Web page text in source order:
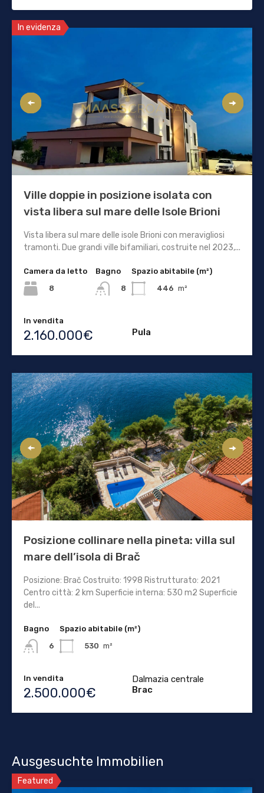
In evidenza
Ville doppie in posizione isolata con
vista libera sul mare delle Isole Brioni
Vista libera sul mare delle isole Brioni con meravigliosi
tramonti. Due grandi ville bifamiliari, costruite nel 2023,...
Camera da letto
8
Bagno
8
Spazio abitabile (m²)
446 m²
In vendita
2.160.000€ Pula
Posizione collinare nella pineta: villa sul
mare dell’isola di Brač
Posizione: Brač Costruito: 1998 Ristrutturato: 2021
Centro città: 2 km Superficie interna: 530 m2 Superficie
del...
Bagno
6
Spazio abitabile (m²)
530 m²
In vendita
2.500.000€
Dalmazia centrale
Brac
Ausgesuchte Immobilien
Featured